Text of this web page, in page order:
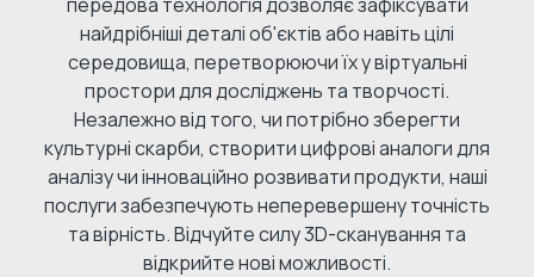
найдрібніші деталі об'єктів або навіть цілі
середовища, перетворюючи їх у віртуальні
простори для досліджень та творчості.
Незалежно від того, чи потрібно зберегти
культурні скарби, створити цифрові аналоги для
аналізу чи інноваційно розвивати продукти, наші
послуги забезпечують неперевершену точність
та вірність. Відчуйте силу 3D-сканування та
відкрийте нові можливості.